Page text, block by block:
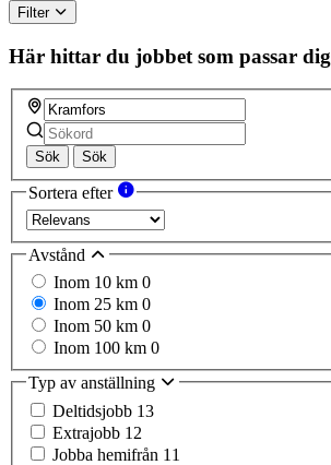
Filter
Här hittar du jobbet som passar dig
Sök Sök
Sortera efter
Avstånd
Inom 10 km 0
Inom 25 km 0
Inom 50 km 0
Inom 100 km 0
Typ av anställning
Deltidsjobb 13
Extrajobb 12
Jobba hemifrån 11